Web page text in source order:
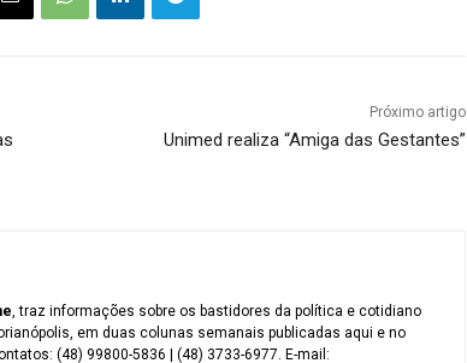
Próximo artigo
Unimed realiza “Amiga das Gestantes”
, traz informações sobre os bastidores da política e cotidiano
em duas colunas semanais publicadas aqui e no
(48) 99800-5836 | (48) 3733-6977. E-mail: